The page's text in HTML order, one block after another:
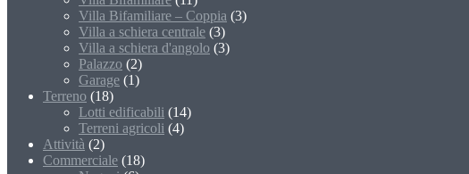
Villa Bifamiliare – Coppia (3)
Villa a schiera centrale (3)
Villa a schiera d'angolo (3)
Palazzo (2)
Garage (1)
Terreno (18)
Lotti edificabili (14)
Terreni agricoli (4)
Attività (2)
Commerciale (18)